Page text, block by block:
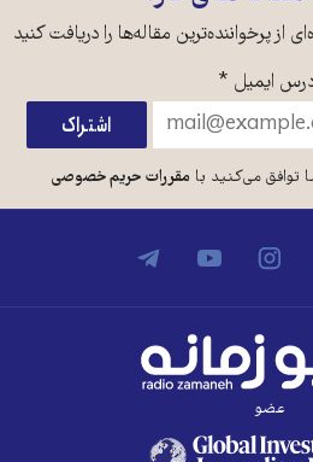
از پرخواننده‌ترین مقاله‌ها را دریافت کنید
ایمیل *
توافق می‌کنید بامقررات حریم خصوصی
عضو